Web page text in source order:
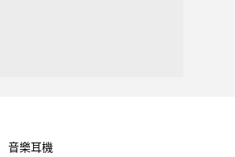
音樂耳機